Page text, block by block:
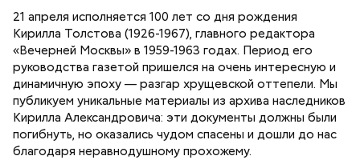
21 апреля исполняется 100 лет со дня рождения
Кирилла Толстова (1926-1967), главного редактора
«Вечерней Москвы» в 1959-1963 годах. Период его
руководства газетой пришелся на очень интересную и
динамичную эпоху — разгар хрущевской оттепели. Мы
публикуем уникальные материалы из архива наследников
Кирилла Александровича: эти документы должны были
погибнуть, но оказались чудом спасены и дошли до нас
благодаря неравнодушному прохожему.